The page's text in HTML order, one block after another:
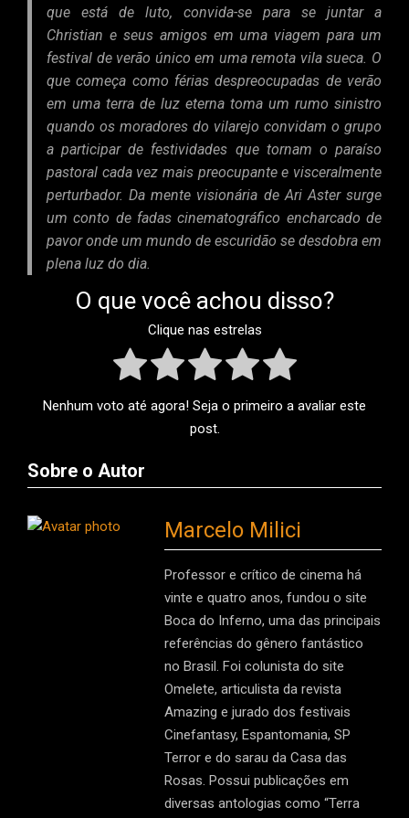
que está de luto, convida-se para se juntar a
Christian e seus amigos em uma viagem para um
festival de verão único em uma remota vila sueca. O
que começa como férias despreocupadas de verão
em uma terra de luz eterna toma um rumo sinistro
quando os moradores do vilarejo convidam o grupo
a participar de festividades que tornam o paraíso
pastoral cada vez mais preocupante e visceralmente
perturbador. Da mente visionária de Ari Aster surge
um conto de fadas cinematográfico encharcado de
pavor onde um mundo de escuridão se desdobra em
plena luz do dia.
O que você achou disso?
Clique nas estrelas
Nenhum voto até agora! Seja o primeiro a avaliar este
post.
Sobre o Autor
Marcelo Milici
Professor e crítico de cinema há
vinte e quatro anos, fundou o site
Boca do Inferno, uma das principais
referências do gênero fantástico
no Brasil. Foi colunista do site
Omelete, articulista da revista
Amazing e jurado dos festivais
Cinefantasy, Espantomania, SP
Terror e do sarau da Casa das
Rosas. Possui publicações em
diversas antologias como “Terra